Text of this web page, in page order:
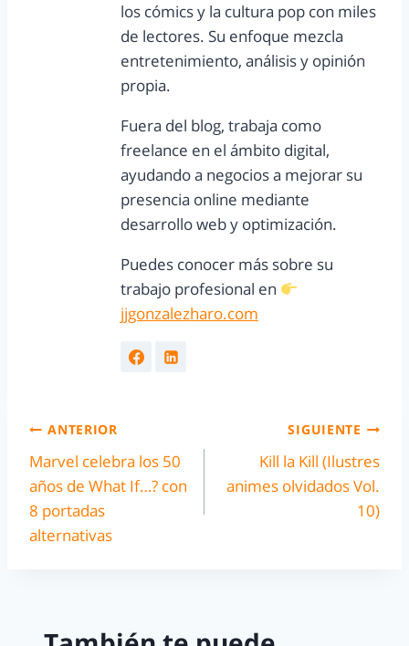
los cómics y la cultura pop con miles
de lectores. Su enfoque mezcla
entretenimiento, análisis y opinión
propia.
Fuera del blog, trabaja como
freelance en el ámbito digital,
ayudando a negocios a mejorar su
presencia online mediante
desarrollo web y optimización.
Puedes conocer más sobre su
trabajo profesional en
jjgonzalezharo.com
ANTERIOR
Marvel celebra los 50
años de What If…? con
8 portadas
alternativas
SIGUIENTE
Kill la Kill (Ilustres
animes olvidados Vol.
10)